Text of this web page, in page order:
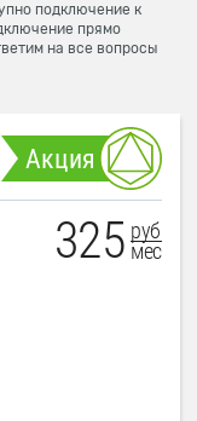
подключение к
прямо
на все вопросы
Акция
325 руб
мес